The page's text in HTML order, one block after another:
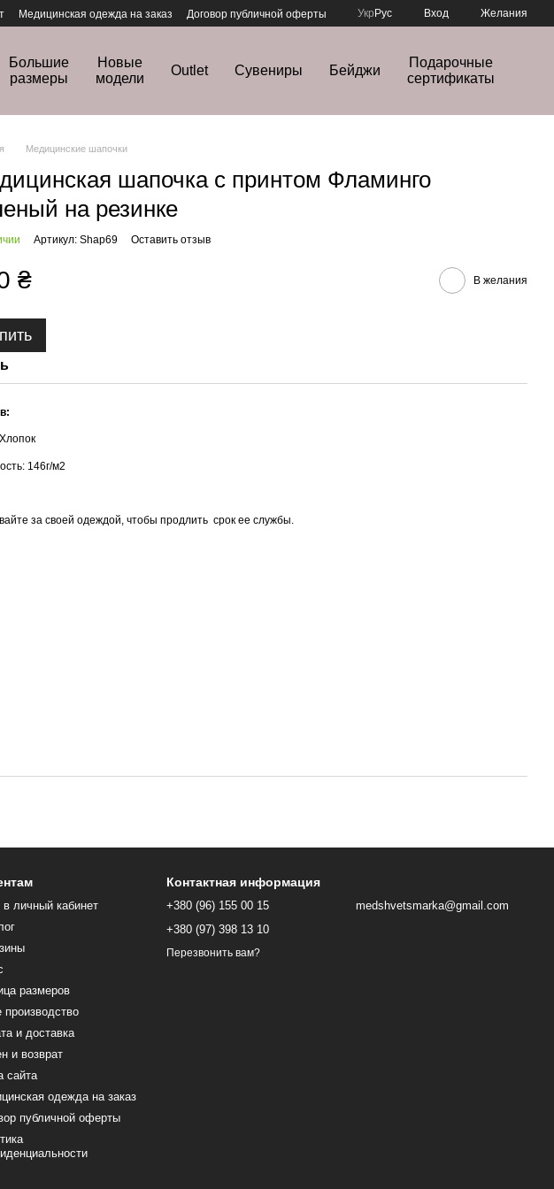
Медицинская одежда на заказ
Договор публичной оферты
Укр Рус Вход Желания
Большие
размеры
Новые
модели
Outlet Сувениры Бейджи
Подарочные
сертификаты
Медицинские шапочки
шапочка с принтом Фламинго
на резинке
Артикул: Shap69 Оставить отзыв
₴ В желания
146г/м2
за своей одеждой, чтобы продлить срок ее службы.
в личный кабинет
размеров
производство
и доставка
и возврат
сайта
одежда на заказ
публичной оферты
Контактная информация
+380 (96) 155 00 15
+380 (97) 398 13 10
Перезвонить вам?
medshvetsmarka@gmail.com